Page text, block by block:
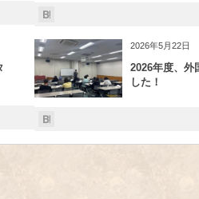
2026年5月22日
2026年度、外
した！